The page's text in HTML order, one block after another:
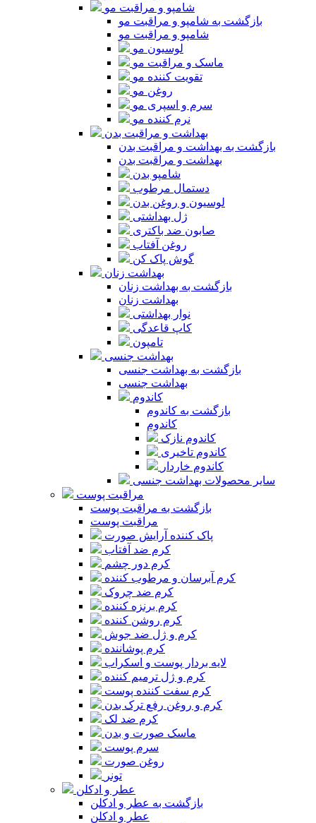
شامپو و مراقبت مو
بازگشت به شامپو و مراقبت مو
شامپو و مراقبت مو
لوسیون مو
ماسک و مراقبت مو
تقویت کننده مو
روغن مو
سرم و اسپری مو
نرم کننده مو
بهداشت و مراقبت بدن
بازگشت به بهداشت و مراقبت بدن
بهداشت و مراقبت بدن
شامپو بدن
دستمال مرطوب
لوسیون و روغن بدن
ژل بهداشتی
صابون ضد باکتری
روغن آفتاب
گوش پاک کن
بهداشت زنان
بازگشت به بهداشت زنان
بهداشت زنان
نوار بهداشتی
کاپ قاعدگی
تامپون
بهداشت جنسی
بازگشت به بهداشت جنسی
بهداشت جنسی
کاندوم
بازگشت به کاندوم
کاندوم
کاندوم نازک
کاندوم تاخیری
کاندوم خاردار
سایر محصولات بهداشت جنسی
مراقبت پوست
بازگشت به مراقبت پوست
مراقبت پوست
پاک کننده آرایش صورت
کرم ضد آفتاب
کرم دور چشم
کرم آبرسان و مرطوب کننده
کرم ضد چروک
کرم برنزه کننده
کرم روشن کننده
کرم و ژل ضد جوش
کرم پوشاننده
لایه بردار پوست و اسکراب
کرم و ژل ترمیم کننده
کرم سفت کننده پوست
کرم و روغن رفع ترک بدن
کرم ضد لک
ماسک صورت و بدن
سرم پوست
روغن صورت
تونر
عطر و ادکلن
بازگشت به عطر و ادکلن
عطر و ادکلن